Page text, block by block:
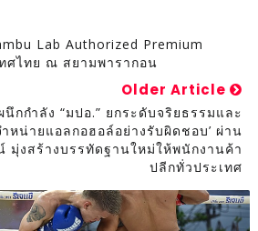
Lab Authorized Premium
ศไทย ณ สยามพารากอน
Older Article
กกำลัง “มปอ.” ยกระดับจริยธรรมและ
ำหน่ายแอลกอฮอล์อย่างรับผิดชอบ’ ผ่าน
มุ่งสร้างบรรทัดฐานใหม่ให้พนักงานค้า
ปลีกทั่วประเทศ